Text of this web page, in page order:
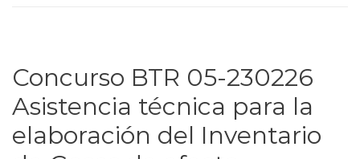
Concurso BTR 05-230226
Asistencia técnica para la
elaboración del Inventario